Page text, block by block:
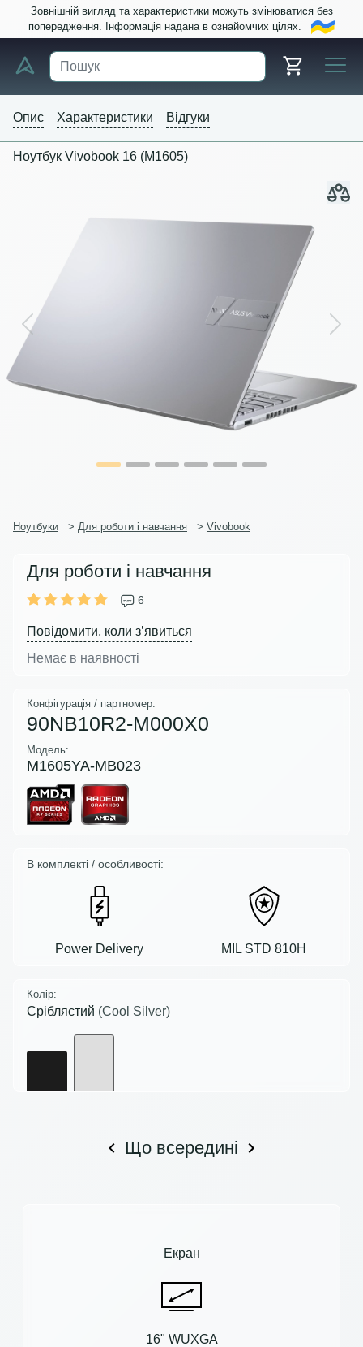
Зовнішній вигляд та характеристики можуть змінюватися без
попередження. Інформація надана в ознайомчих цілях.
Опис Характеристики Відгуки
Ноутбук Vivobook 16 (M1605)
Previous Next
Ноутбуки > Для роботи і навчання > Vivobook
Для роботи і навчання
6
Повідомити, коли з’явиться
Немає в наявності
Конфігурація / партномер:
90NB10R2-M000X0
Модель:
M1605YA-MB023
В комплекті / особливості:
Power Delivery MIL STD 810H
Колір:
Сріблястий (Cool Silver)
Що всередині
Екран
16" WUXGA